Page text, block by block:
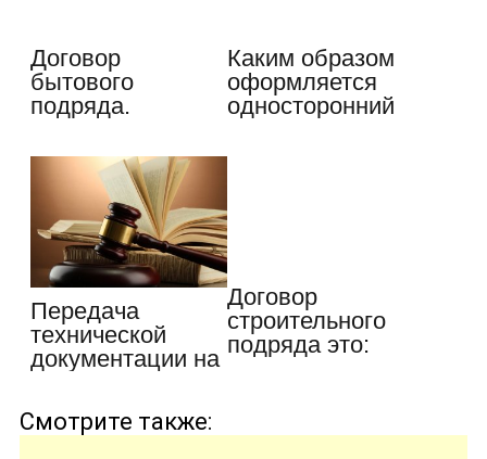
Договор
бытового
подряда.
условия…
Каким образом
оформляется
односторонний
Передача
технической
документации на
…
Договор
строительного
подряда это:
Смотрите также: